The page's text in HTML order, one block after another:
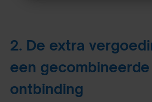
2. De extra
een gecombineerde
ontbinding